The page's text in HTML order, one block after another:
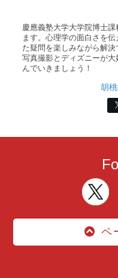
慶應義塾大学大学院博士
ます。心理学の面白さを
た疑問を楽しみながら解決
写真撮影とディズニーが
んでいきましょう！
胡
ペ